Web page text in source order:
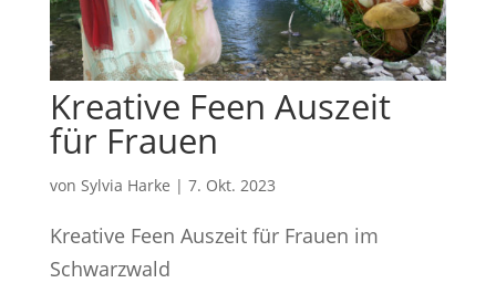
Kreative Feen Auszeit
für Frauen
von Sylvia Harke | 7. Okt. 2023
Kreative Feen Auszeit für Frauen im
Schwarzwald